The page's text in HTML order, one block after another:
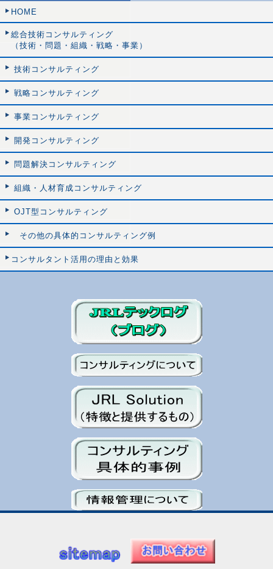
HOME
総合技術コンサルティング
（技術・問題・組織・戦略・事業）
技術コンサルティング
戦略コンサルティング
事業コンサルティング
開発コンサルティング
問題解決コンサルティング
組織・人材育成コンサルティング
OJT型コンサルティング
その他の具体的コンサルティング例
コンサルタント活用の理由と効果